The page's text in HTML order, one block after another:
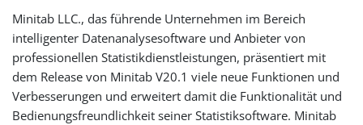
Minitab LLC., das führende Unternehmen im Bereich
intelligenter Datenanalysesoftware und Anbieter von
professionellen Statistikdienstleistungen, präsentiert mit
dem Release von Minitab V20.1 viele neue Funktionen und
Verbesserungen und erweitert damit die Funktionalität und
Bedienungsfreundlichkeit seiner Statistiksoftware. Minitab